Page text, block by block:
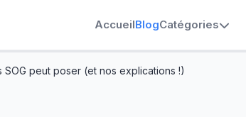
AccueilBlogCatégories
peut poser (et nos explications !)